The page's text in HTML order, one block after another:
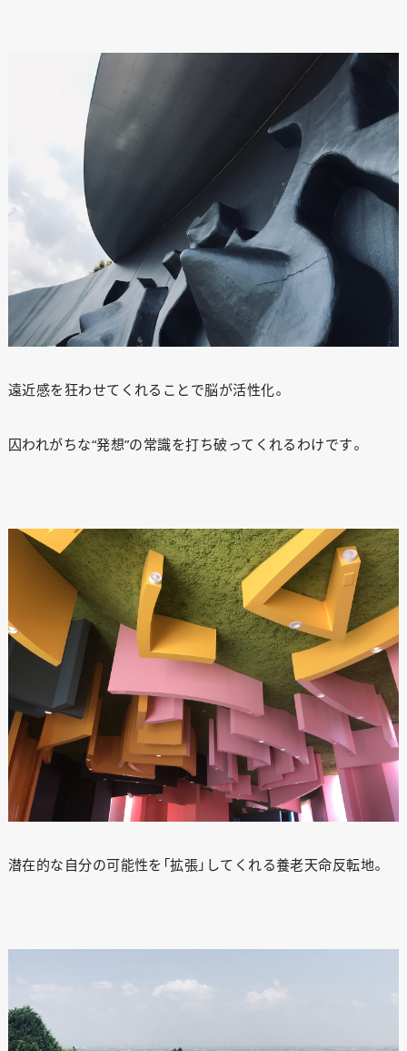
遠近感を狂わせてくれることで脳が活性化。
囚われがちな“発想”の常識を打ち破ってくれるわけです。
潜在的な自分の可能性を「拡張」してくれる養老天命反転地。